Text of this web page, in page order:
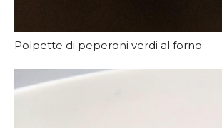
Polpette di peperoni verdi al forno